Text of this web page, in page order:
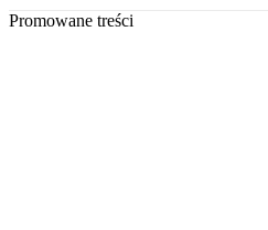
Promowane treści